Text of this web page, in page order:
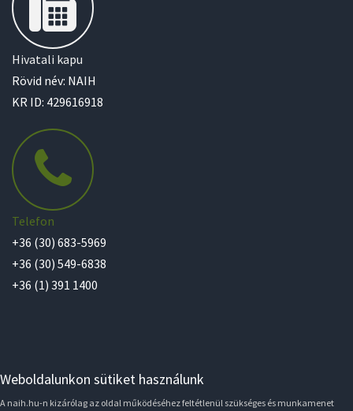
Hivatali kapu
Rövid név: NAIH
KR ID: 429616918
Telefon
+36 (30) 683-5969
+36 (30) 549-6838
+36 (1) 391 1400
Weboldalunkon sütiket használunk
A naih.hu-n kizárólag az oldal működéséhez feltétlenül szükséges és munkamenet